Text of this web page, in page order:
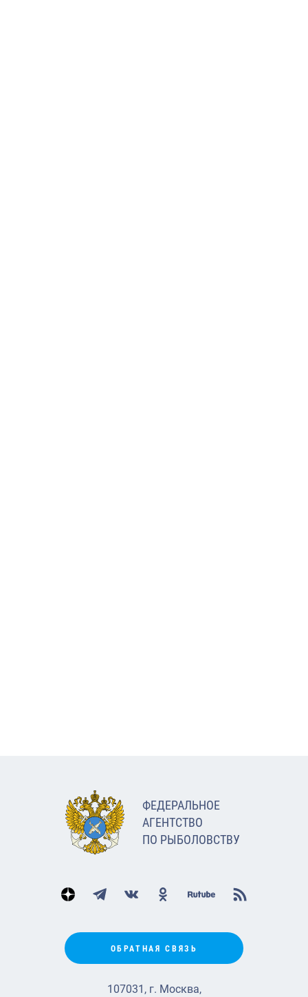
ФЕДЕРАЛЬНОЕ
АГЕНТСТВО
ПО РЫБОЛОВСТВУ
ОБРАТНАЯ СВЯЗЬ
107031, г. Москва,